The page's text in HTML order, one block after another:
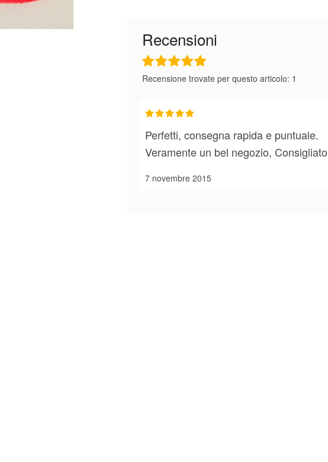
Recensioni
Recensione trovate per questo articolo: 1
7 novembre 2015
Perfetti, consegna rapida e puntuale.
Veramente un bel negozio,